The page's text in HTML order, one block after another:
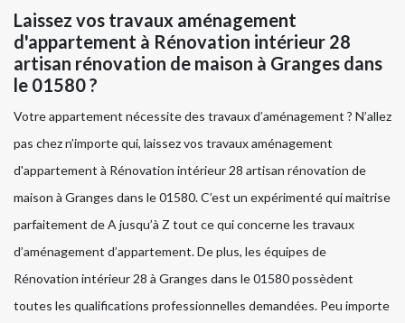
Laissez vos travaux aménagement
d'appartement à Rénovation intérieur 28
artisan rénovation de maison à Granges dans
le 01580 ?
Votre appartement nécessite des travaux d’aménagement ? N’allez
pas chez n’importe qui, laissez vos travaux aménagement
d'appartement à Rénovation intérieur 28 artisan rénovation de
maison à Granges dans le 01580. C’est un expérimenté qui maitrise
parfaitement de A jusqu’à Z tout ce qui concerne les travaux
d’aménagement d’appartement. De plus, les équipes de
Rénovation intérieur 28 à Granges dans le 01580 possèdent
toutes les qualifications professionnelles demandées. Peu importe